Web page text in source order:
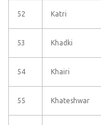
52 Katri
53 Khadki
54 Khairi
55 Khateshwar